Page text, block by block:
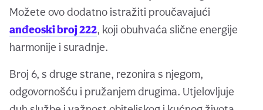
Možete ovo dodatno istražiti proučavajući
anđeoski broj 222, koji obuhvaća slične energije
harmonije i suradnje.
Broj 6, s druge strane, rezonira s njegom,
odgovornošću i pružanjem drugima. Utjelovljuje